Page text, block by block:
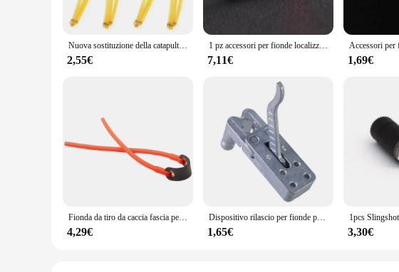
Nuova sostituzione della catapulta all'aperto potente striscia di elastico elasticità professionale Slingshot elastico accessori per la caccia
2,55€
1 pz accessori per fionde localizzatore di strumenti di calibrazione Laser luce Laser a infrarossi obiettivo Laser mirino Laser rosso/blu
7,11€ 1,69€
Fionda da tiro da caccia fascia per tubo in gomma naturale in lattice elastico per fionda all'aperto
4,29€
Dispositivo rilascio per fionde portatili Trigger a catapulta Strumenti a catapulta
1,65€ 3,30€